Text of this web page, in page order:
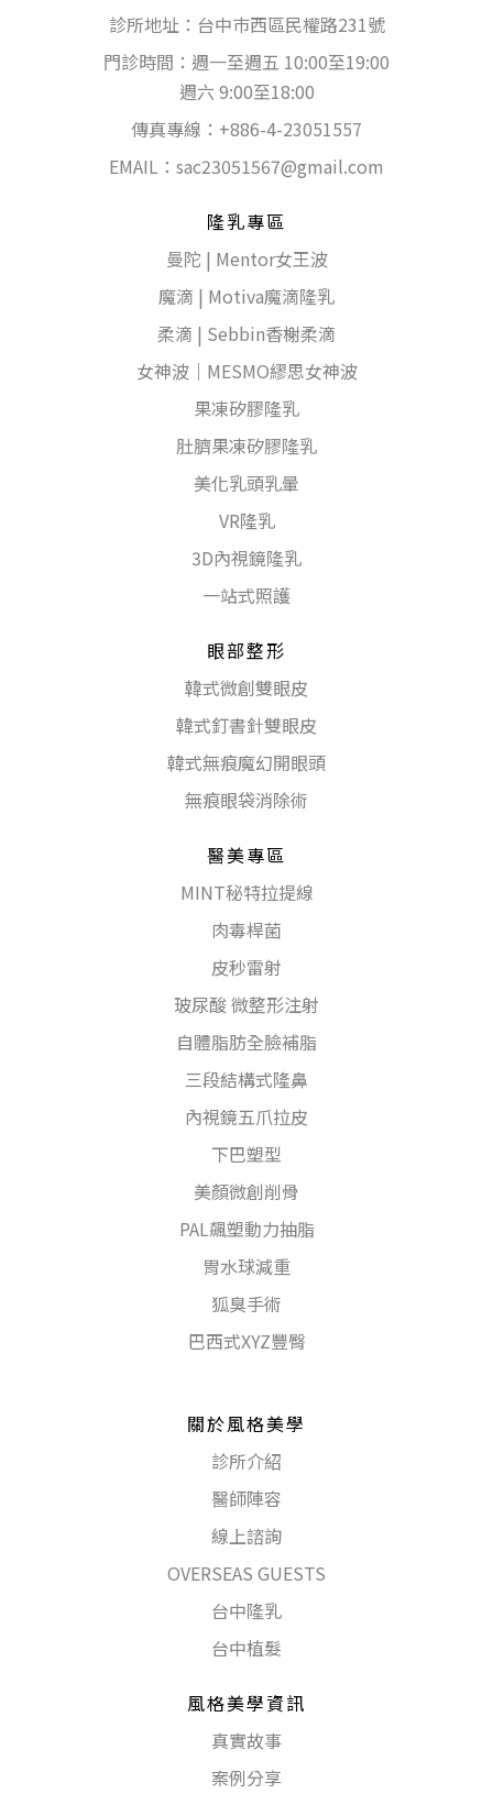
診所地址：台中巿西區民權路231號
門診時間：週一至週五 10:00至19:00
週六 9:00至18:00
傳真專線：+886-4-23051557
EMAIL： sac23051567@gmail.com
隆乳專區
曼陀 | Mentor女王波
魔滴 | Motiva魔滴隆乳
柔滴 | Sebbin香榭柔滴
女神波｜MESMO繆思女神波
果凍矽膠隆乳
肚臍果凍矽膠隆乳
美化乳頭乳暈
VR隆乳
3D內視鏡隆乳
一站式照護
眼部整形
韓式微創雙眼皮
韓式釘書針雙眼皮
韓式無痕魔幻開眼頭
無痕眼袋消除術
醫美專區
MINT秘特拉提線
肉毒桿菌
皮秒雷射
玻尿酸 微整形注射
自體脂肪全臉補脂
三段結構式隆鼻
內視鏡五爪拉皮
下巴塑型
美顏微創削骨
PAL飆塑動力抽脂
胃水球減重
狐臭手術
巴西式XYZ豐臀
關於風格美學
診所介紹
醫師陣容
線上諮詢
OVERSEAS GUESTS
台中隆乳
台中植髮
風格美學資訊
真實故事
案例分享